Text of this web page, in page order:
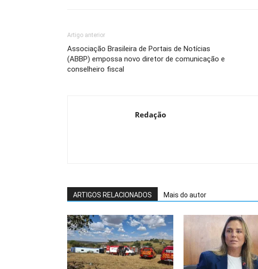
Artigo anterior
Associação Brasileira de Portais de Notícias
(ABBP) empossa novo diretor de comunicação e
conselheiro fiscal
Redação
ARTIGOS RELACIONADOS Mais do autor